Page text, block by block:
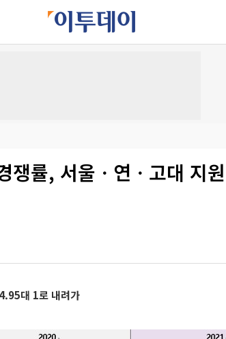
쟁률, 서울ㆍ연ㆍ고대 지
대 1로 내려가